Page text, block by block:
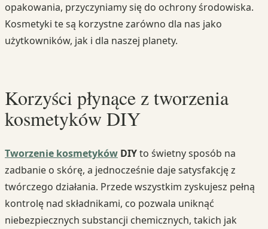
opakowania, przyczyniamy się do ochrony środowiska.
Kosmetyki te są korzystne zarówno dla nas jako
użytkowników, jak i dla naszej planety.
Korzyści płynące z tworzenia
kosmetyków DIY
Tworzenie kosmetyków DIYto świetny sposób na
zadbanie o skórę, a jednocześnie daje satysfakcję z
twórczego działania. Przede wszystkim zyskujesz pełną
kontrolę nad składnikami, co pozwala uniknąć
niebezpiecznych substancji chemicznych, takich jak